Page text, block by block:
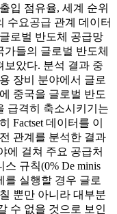
입 점유율, 세계 순위
수요공급 관계 데이터
로벌 반도체 공급망
들의 글로벌 반도체
보았다. 분석 결과 중
장비 분야에서 글로
중국을 글로벌 반도
급격히 축소시키기는
Factset 데이터를 이
관계를 분석한 결과
에 걸쳐 주요 공급처
규칙(0% De minis
를 실행할 경우 글로
뿐만 아니라 대부분
수 없을 것으로 보인